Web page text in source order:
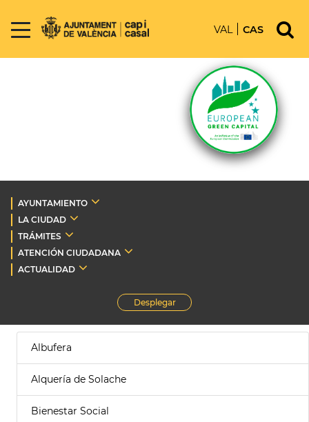
VAL CAS
AYUNTAMIENTO
LA CIUDAD
TRÁMITES
ATENCIÓN CIUDADANA
ACTUALIDAD
Desplegar
Albufera
Alquería de Solache
Bienestar Social